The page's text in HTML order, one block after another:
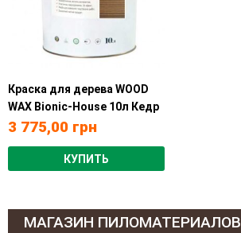
Краска для дерева WOOD
WAX Bionic-House 10л Кедр
3 775,00 грн
КУПИТЬ
МАГАЗИН ПИЛОМАТЕРИАЛОВ